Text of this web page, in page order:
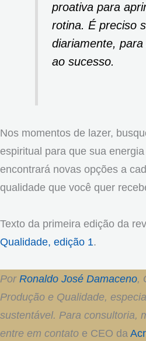
proativa para
rotina. É preciso
diariamente,
ao sucesso.
Nos momentos de lazer,
espiritual para que sua
encontrará novas opções a
qualidade que você quer
Texto da primeira edição da
Qualidade, edição 1.
PorRonaldo José Damaceno,
Produção e Qualidade,
sustentável. Para consultoria,
entre em contato e CEO da